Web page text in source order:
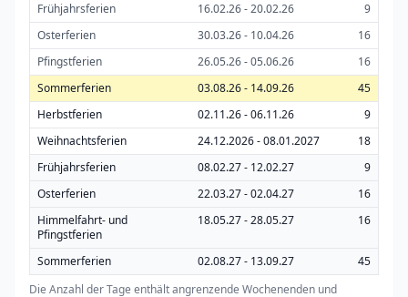
Frühjahrsferien
16.02.26 - 20.02.26
9
Osterferien
30.03.26 - 10.04.26
16
Pfingstferien
26.05.26 - 05.06.26
16
Sommerferien
03.08.26 - 14.09.26
45
Herbstferien
02.11.26 - 06.11.26
9
Weihnachtsferien
24.12.2026 - 08.01.2027
18
Frühjahrsferien
08.02.27 - 12.02.27
9
Osterferien
22.03.27 - 02.04.27
16
Himmelfahrt- und
Pfingstferien
18.05.27 - 28.05.27 16
Sommerferien 02.08.27 - 13.09.27
45
Die Anzahl der Tage enthält angrenzende Wochenenden und